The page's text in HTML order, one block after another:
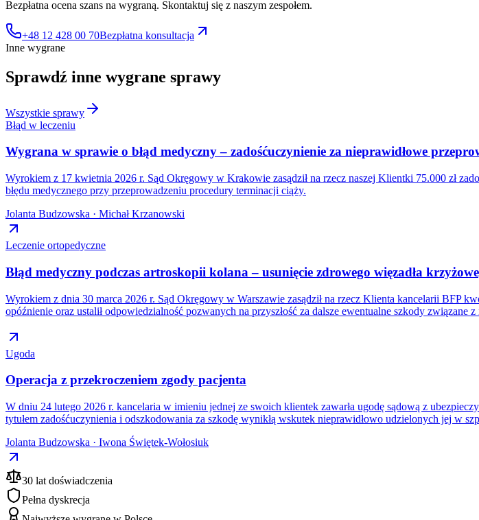
Bezpłatna ocena szans na wygraną. Skontaktuj się z naszym zespołem.
+48 12 428 00 70Bezpłatna konsultacja
Inne wygrane
Sprawdź inne wygrane sprawy
Wszystkie sprawy
Błąd w leczeniu
Wygrana w sprawie o błąd medyczny – zadośćuczynienie za nieprawidłowe
Wyrokiem z 17 kwietnia 2026 r. Sąd Okręgowy w Krakowie zasądził na rzecz naszej Klientki 75.000 zł
błędu medycznego przy przeprowadzeniu procedury terminacji ciąży.
Jolanta Budzowska · Michał Krzanowski
Leczenie ortopedyczne
Błąd medyczny podczas artroskopii kolana – usunięcie zdrowego więzadła
Wyrokiem z dnia 30 marca 2026 r. Sąd Okręgowy w Warszawie zasądził na rzecz Klienta kancelarii BFP
opóźnienie oraz ustalił odpowiedzialność pozwanych na przyszłość za dalsze ewentualne szkody związane
Ugoda
Operacja z przekroczeniem zgody pacjenta
W dniu 24 lutego 2026 r. kancelaria w imieniu jednej ze swoich klientek zawarła ugodę sądową z
tytułem zadośćuczynienia i odszkodowania za szkodę wynikłą wskutek nieprawidłowo udzielonych jej w
Jolanta Budzowska · Iwona Świętek-Wołosiuk
30 lat doświadczenia
Pełna dyskrecja